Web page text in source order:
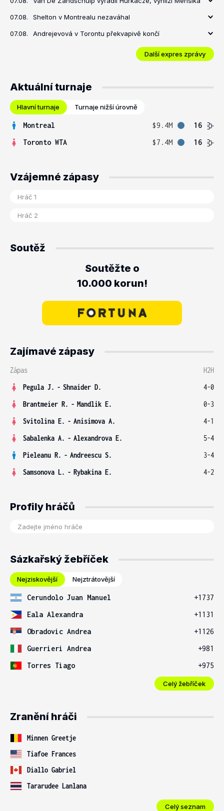
07.08. Shelton v Montrealu nezaváhal
07.08. Andrejevová v Torontu překvapivě končí
Další expres zprávy
Aktuální turnaje
Hlavní turnaje Turnaje nižší úrovně
Montreal $9.4M
16
Toronto WTA
$7.4M 16
Vzájemné zápasy
Soutěž
Soutěžte o
10.000 korun!
Zajímavé zápasy
Zápas
H2H
Pegula J. - Shnaider D.
4-0
Brantmeier R. - Mandlik E.
0-3
Svitolina E. - Anisimova A.
4-1
Sabalenka A. - Alexandrova E.
5-4
Pieleanu R. - Andreescu S.
3-4
Samsonova L. - Rybakina E. 4-2
Profily hráčů
Sázkařský žebříček
Nejziskovější Nejztrátovější
Cerundolo Juan Manuel
+1737
Eala Alexandra
+1131
Obradovic Andrea
+1126
Guerrieri Andrea
+981
Torres Tiago
+975
Celý žebříček
Zranění hráči
Minnen Greetje
Tiafoe Frances
Diallo Gabriel
Tararudee Lanlana
Celý seznam